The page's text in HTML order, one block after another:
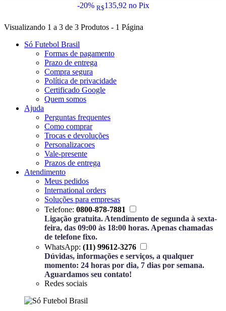
-20% R$135,92 no Pix
Visualizando 1 a 3 de 3 Produtos - 1 Página
Só Futebol Brasil
Formas de pagamento
Prazo de entrega
Compra segura
Política de privacidade
Certificado Google
Quem somos
Ajuda
Perguntas frequentes
Como comprar
Trocas e devoluções
Personalizacoes
Vale-presente
Prazos de entrega
Atendimento
Meus pedidos
International orders
Soluções para empresas
Telefone: 0800-878-7881
Ligação gratuita. Atendimento de segunda à sexta-
feira, das 09:00 às 18:00 horas. Apenas chamadas
de telefone fixo.
WhatsApp: (11) 99612-3276
Dúvidas, informações e serviços, a qualquer
momento: 24 horas por dia, 7 dias por semana.
Aguardamos seu contato!
Redes sociais